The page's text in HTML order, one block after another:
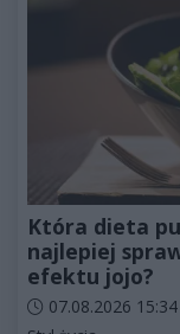
Która dieta
najlepiej
efektu jojo?
Data dodania
07.08.2026 15:34